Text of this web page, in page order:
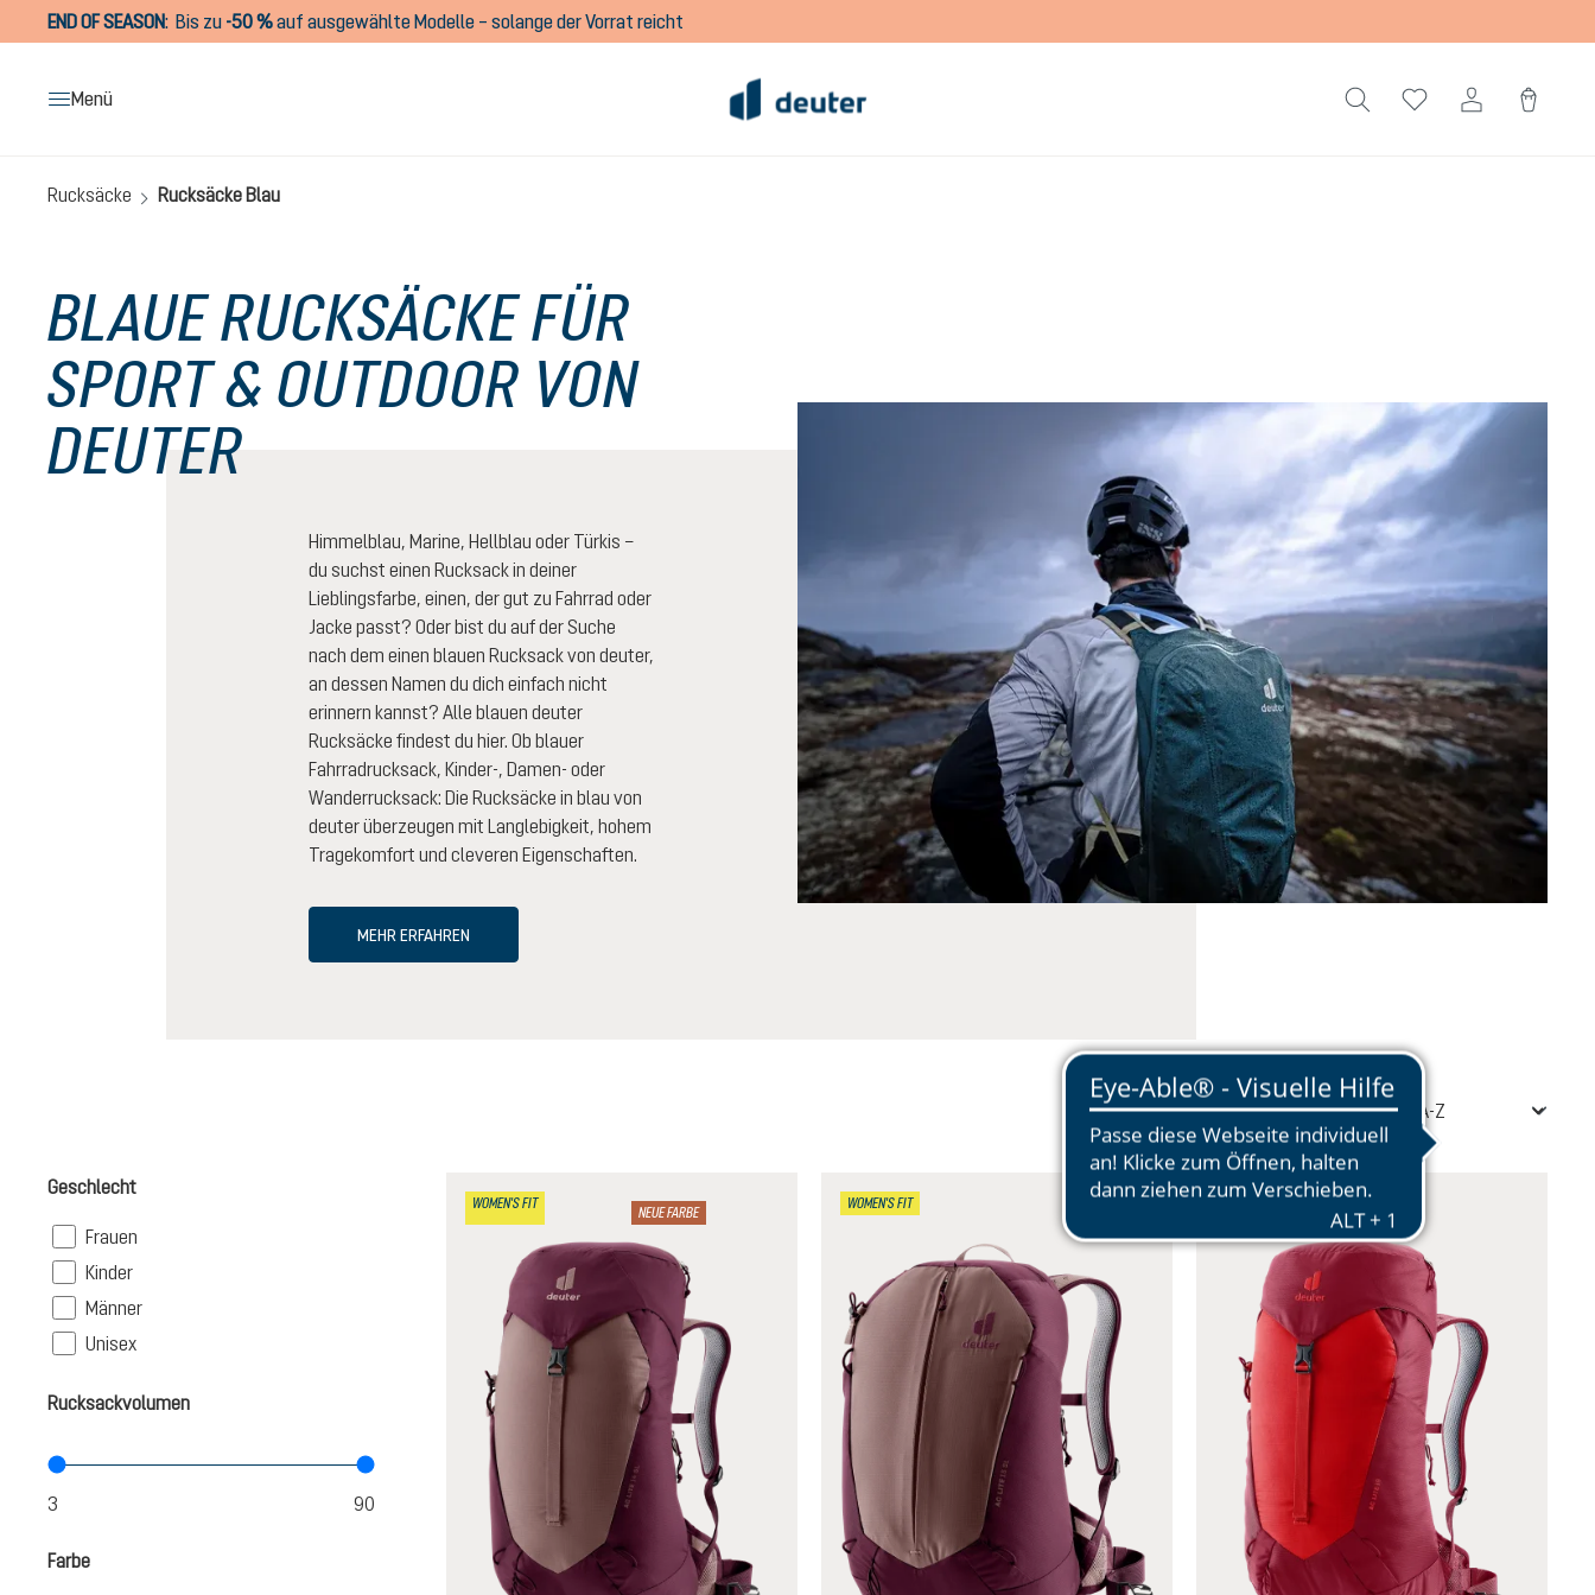
Zur Hauptnavigation springen
END OF SEASON: Bis zu -50 %auf ausgewählte Modelle – solange der Vorrat reicht
Menü
Rucksäcke Rucksäcke Blau
BLAUE RUCKSÄCKE FÜR
SPORT & OUTDOOR VON
DEUTER
Himmelblau, Marine, Hellblau oder Türkis –
du suchst einen Rucksack in deiner
Lieblingsfarbe, einen, der gut zu Fahrrad oder
Jacke passt? Oder bist du auf der Suche
nach dem einen blauen Rucksack von deuter,
an dessen Namen du dich einfach nicht
erinnern kannst? Alle blauen deuter
Rucksäcke findest du hier. Ob blauer
Fahrradrucksack, Kinder-, Damen- oder
Wanderrucksack: Die Rucksäcke in blau von
deuter überzeugen mit Langlebigkeit, hohem
Tragekomfort und cleveren Eigenschaften.
MEHR ERFAHREN
Geschlecht
Frauen
Filter
Kinder
Filter
Männer
Filter
Unisex
Filter
Rucksackvolumen
Farbe
151 Artikel
WOMEN'S FIT
NEUE FARBE
WOMEN'S FIT